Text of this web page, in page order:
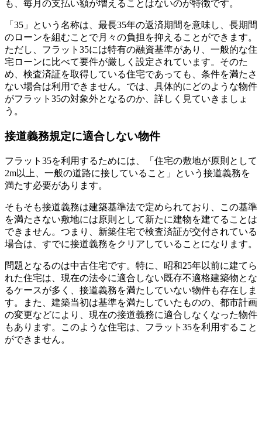
も、毎月の支払い額が増えることはないのが特徴です。
「35」という名称は、最長35年の返済期間を意味し、長期間
のローンを組むことで月々の負担を抑えることができます。
ただし、フラット35には特有の融資基準があり、一般的な住
宅ローンに比べて要件が厳しく設定されています。そのた
め、検査済証を取得している住宅であっても、条件を満たさ
ない場合は利用できません。では、具体的にどのような物件
がフラット35の対象外となるのか、詳しく見ていきましょ
う。
接道義務規定に適合しない物件
フラット35を利用するためには、「住宅の敷地が原則として
2m以上、一般の道路に接していること」という接道義務を
満たす必要があります。
そもそも接道義務は建築基準法で定められており、この基準
を満たさない敷地には原則として新たに建物を建てることは
できません。つまり、新築住宅で検査済証が交付されている
場合は、すでに接道義務をクリアしていることになります。
問題となるのは中古住宅です。特に、昭和25年以前に建てら
れた住宅は、現在の法令に適合しない既存不適格建築物とな
るケースが多く、接道義務を満たしていない物件も存在しま
す。また、建築当初は基準を満たしていたものの、都市計画
の変更などにより、現在の接道義務に適合しなくなった物件
もあります。このような住宅は、フラット35を利用すること
ができません。